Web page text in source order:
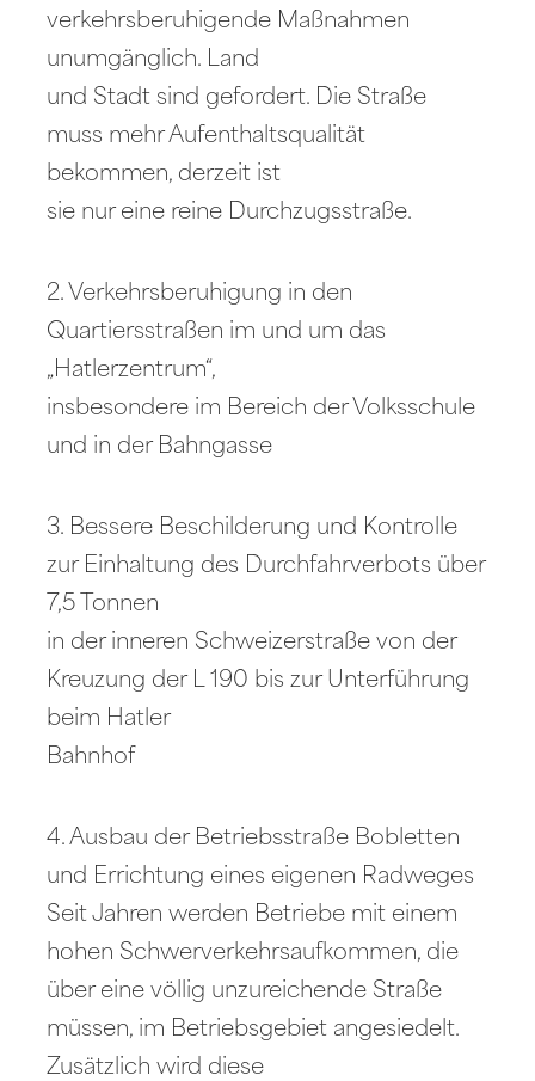
verkehrsberuhigende Maßnahmen
unumgänglich. Land
und Stadt sind gefordert. Die Straße
muss mehr Aufenthaltsqualität
bekommen, derzeit ist
sie nur eine reine Durchzugsstraße.
2. Verkehrsberuhigung in den
Quartiersstraßen im und um das
„Hatlerzentrum“,
insbesondere im Bereich der Volksschule
und in der Bahngasse
3. Bessere Beschilderung und Kontrolle
zur Einhaltung des Durchfahrverbots über
7,5 Tonnen
in der inneren Schweizerstraße von der
Kreuzung der L 190 bis zur Unterführung
beim Hatler
Bahnhof
4. Ausbau der Betriebsstraße Bobletten
und Errichtung eines eigenen Radweges
Seit Jahren werden Betriebe mit einem
hohen Schwerverkehrsaufkommen, die
über eine völlig unzureichende Straße
müssen, im Betriebsgebiet angesiedelt.
Zusätzlich wird diese